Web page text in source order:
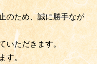
のため、誠に勝手なが
いただきます。
す。